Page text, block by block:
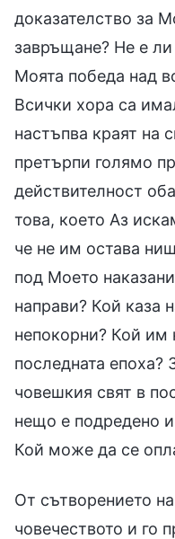
доказателство за
завръщане? Не е
Моята победа над
Всички хора са
настъпва краят на
претърпи голямо
действителност
това, което Аз
че не им остава
под Моето
направи? Кой каза
непокорни? Кой им
последната
човешкия свят в
нещо е подредено
Кой може да се
От сътворението
човечеството и го